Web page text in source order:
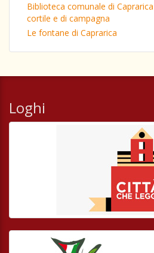
Biblioteca comunale di
cortile e di campagna
Le fontane di Caprarica
Loghi